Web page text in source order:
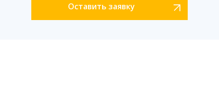
Оставить заявку